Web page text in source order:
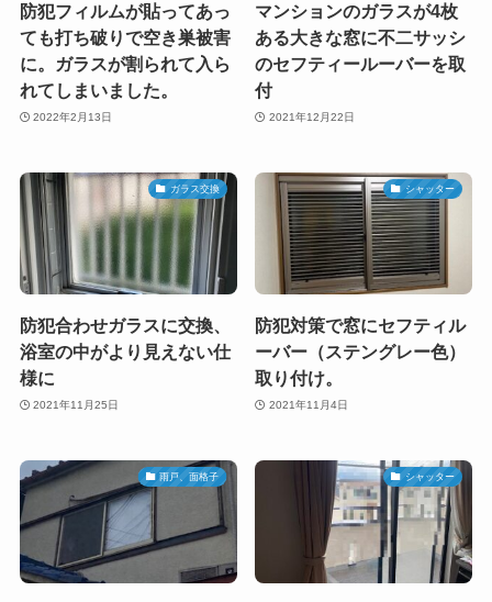
防犯フィルムが貼ってあっ
ても打ち破りで空き巣被害
に。ガラスが割られて入ら
れてしまいました。
2022年2月13日
マンションのガラスが4枚
ある大きな窓に不二サッシ
のセフティールーバーを取
付
2021年12月22日
ガラス交換
防犯合わせガラスに交換、
浴室の中がより見えない仕
様に
2021年11月25日
シャッター
防犯対策で窓にセフティル
ーバー（ステングレー色）
取り付け。
2021年11月4日
雨戸、面格子 シャッター